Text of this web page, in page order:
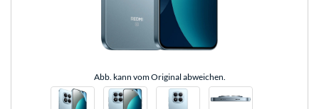
Abb. kann vom Original abweichen.